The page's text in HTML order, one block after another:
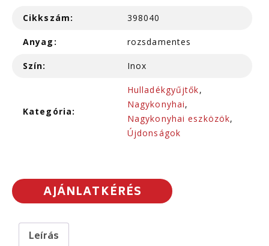
Cikkszám: 398040
Anyag: rozsdamentes
Szín: Inox
Kategória:
Hulladékgyűjtők,
Nagykonyhai,
Nagykonyhai eszközök,
Újdonságok
AJÁNLATKÉRÉS
Leírás